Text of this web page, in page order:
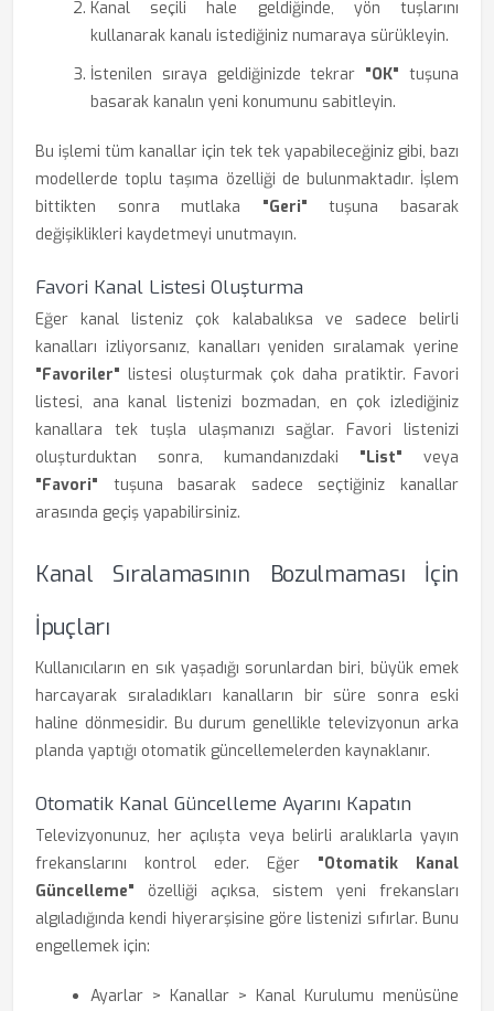
Kanal seçili hale geldiğinde, yön tuşlarını
kullanarak kanalı istediğiniz numaraya sürükleyin.
İstenilen sıraya geldiğinizde tekrar "OK" tuşuna
basarak kanalın yeni konumunu sabitleyin.
Bu işlemi tüm kanallar için tek tek yapabileceğiniz gibi, bazı
modellerde toplu taşıma özelliği de bulunmaktadır. İşlem
bittikten sonra mutlaka "Geri" tuşuna basarak
değişiklikleri kaydetmeyi unutmayın.
Favori Kanal Listesi Oluşturma
Eğer kanal listeniz çok kalabalıksa ve sadece belirli
kanalları izliyorsanız, kanalları yeniden sıralamak yerine
"Favoriler" listesi oluşturmak çok daha pratiktir. Favori
listesi, ana kanal listenizi bozmadan, en çok izlediğiniz
kanallara tek tuşla ulaşmanızı sağlar. Favori listenizi
oluşturduktan sonra, kumandanızdaki "List" veya
"Favori" tuşuna basarak sadece seçtiğiniz kanallar
arasında geçiş yapabilirsiniz.
Kanal Sıralamasının Bozulmaması İçin
İpuçları
Kullanıcıların en sık yaşadığı sorunlardan biri, büyük emek
harcayarak sıraladıkları kanalların bir süre sonra eski
haline dönmesidir. Bu durum genellikle televizyonun arka
planda yaptığı otomatik güncellemelerden kaynaklanır.
Otomatik Kanal Güncelleme Ayarını Kapatın
Televizyonunuz, her açılışta veya belirli aralıklarla yayın
frekanslarını kontrol eder. Eğer "Otomatik Kanal
Güncelleme" özelliği açıksa, sistem yeni frekansları
algıladığında kendi hiyerarşisine göre listenizi sıfırlar. Bunu
engellemek için:
Ayarlar > Kanallar > Kanal Kurulumu menüsüne